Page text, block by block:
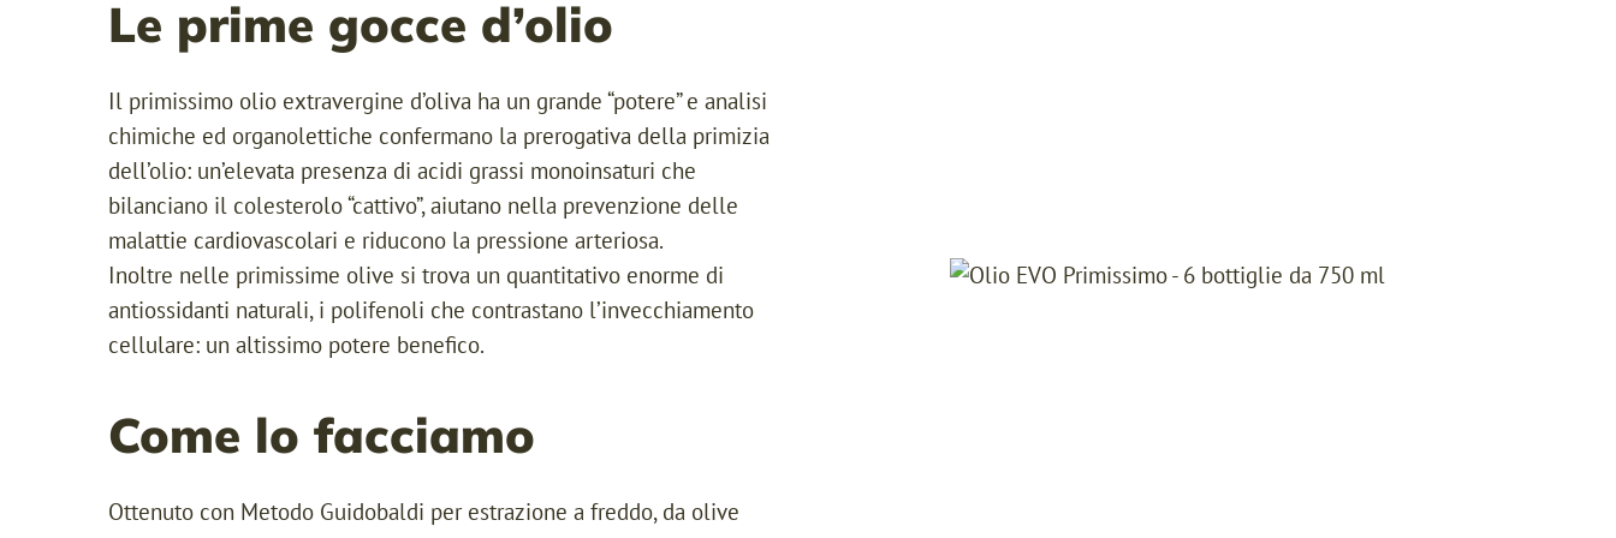
Le prime gocce d’olio
Il primissimo olio extravergine d’oliva ha un grande “potere” e analisi
chimiche ed organolettiche confermano la prerogativa della primizia
dell’olio: un’elevata presenza di acidi grassi monoinsaturi che
bilanciano il colesterolo “cattivo”, aiutano nella prevenzione delle
malattie cardiovascolari e riducono la pressione arteriosa.
Inoltre nelle primissime olive si trova un quantitativo enorme di
antiossidanti naturali, i polifenoli che contrastano l’invecchiamento
cellulare: un altissimo potere benefico.
Come lo facciamo
Ottenuto con Metodo Guidobaldi per estrazione a freddo, da olive